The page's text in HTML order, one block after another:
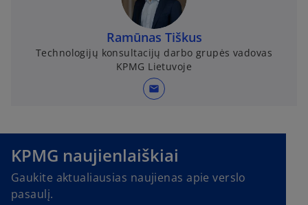
Ramūnas Tiškus
Technologijų konsultacijų darbo grupės vadovas
KPMG Lietuvoje
mail
KPMG naujienlaiškiai
Gaukite aktualiausias naujienas apie verslo
pasaulį.
p
n
s